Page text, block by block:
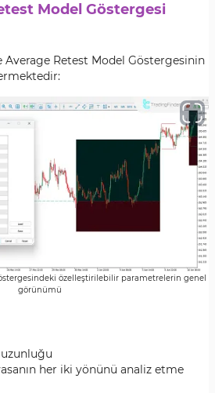
Model Göstergesi
Average Retest Model Göstergesinin
özelleştirilebilir parametrelerin genel
görünümü
her iki yönünü analiz etme